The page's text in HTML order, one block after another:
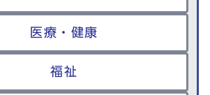
医療・健康
福祉